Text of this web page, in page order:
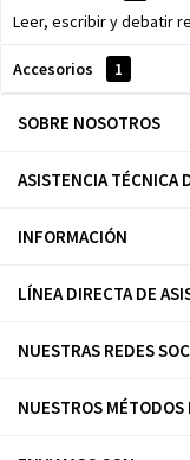
Leer, escribir y debatir
Accesorios 1
SOBRE NOSOTROS
ASISTENCIA TÉCNICA
INFORMACIÓN
LÍNEA DIRECTA DE
NUESTRAS REDES
NUESTROS MÉTODOS